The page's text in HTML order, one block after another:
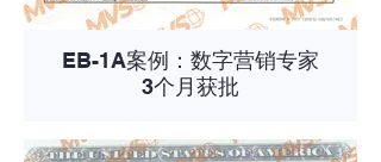
EB-1A案例：数字营销专家
3个月获批